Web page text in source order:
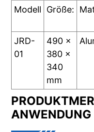
Modell Größe:
JRD-
01
490 x
380 x
340
mm
ANWENDUNG